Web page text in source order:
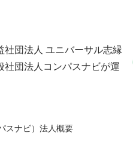
社団法人 ユニバーサル志縁
社団法人コンパスナビが運
スナビ）法人概要